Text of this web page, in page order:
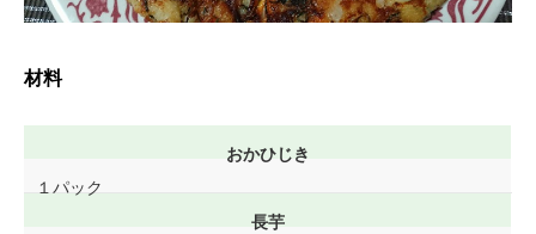
材料
おかひじき
１パック
長芋